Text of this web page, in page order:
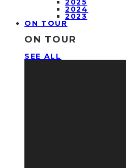
2025
2024
2023
ON TOUR
ON TOUR
SEE ALL